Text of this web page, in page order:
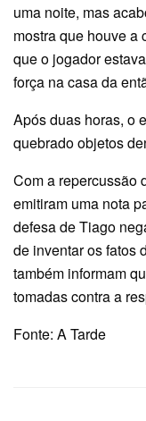
uma noite, mas
mostra que houve a
que o jogador
força na casa da
Após duas horas, o
quebrado objetos
Com a repercussão
emitiram uma nota
defesa de Tiago
de inventar os fatos
também informam
tomadas contra a
Fonte: A Tarde